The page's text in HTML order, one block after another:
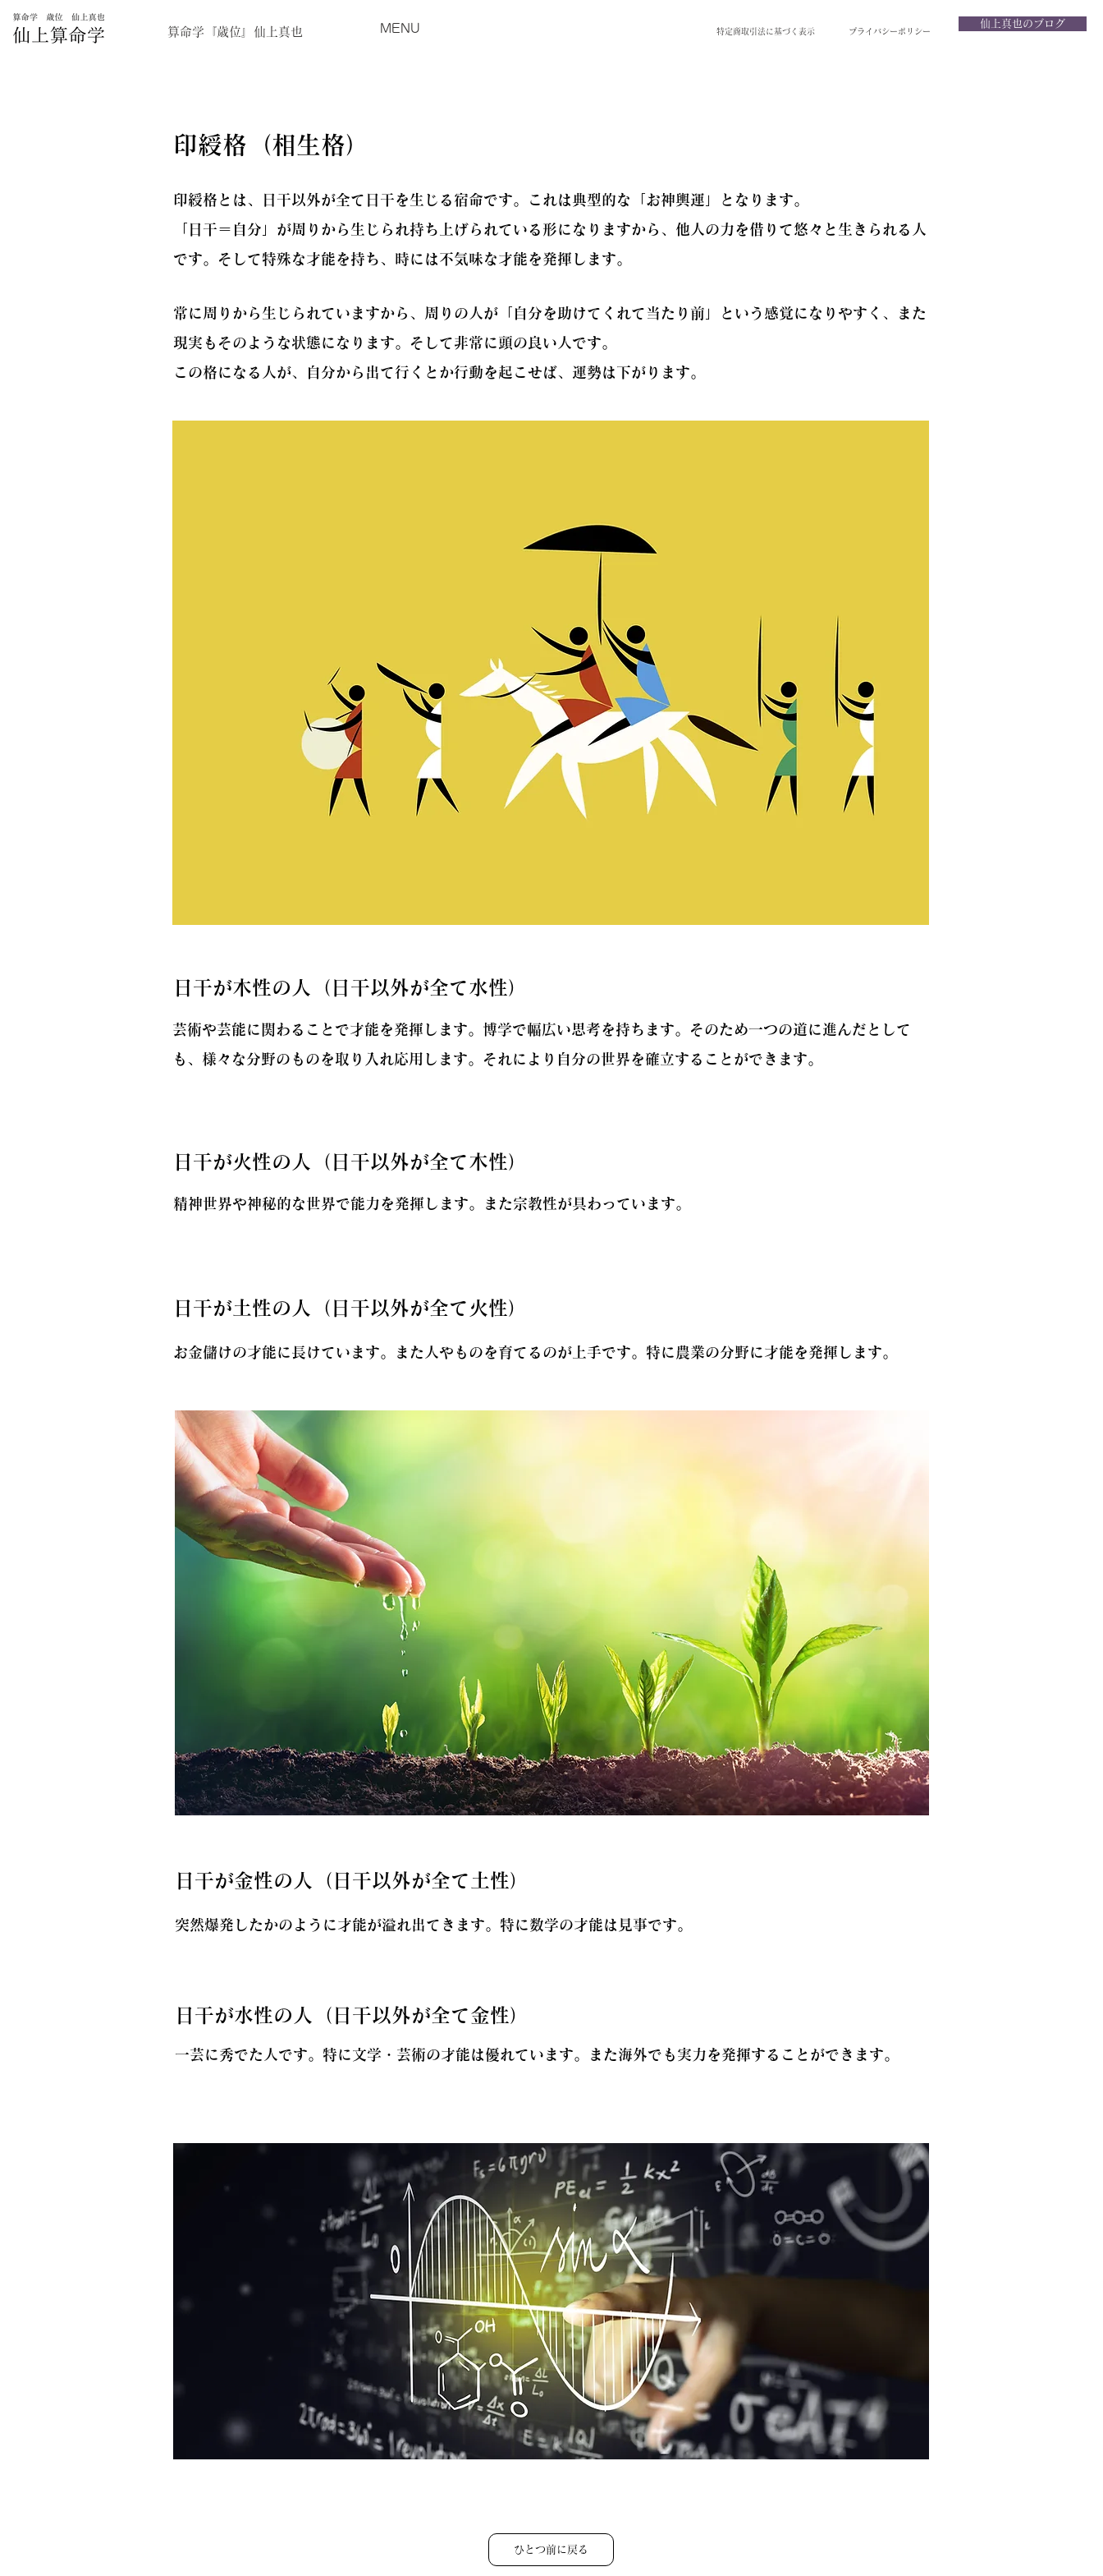
仙上真也のブログ
算命学『歳位』仙上真也 MENU 特定商取引法に基づく表示 プライバシーポリシー
印綬格（相生格）
印綬格とは、日干以外が全て日干を生じる宿命です。これは典型的な「お神輿運」となります。
「日干＝自分」が周りから生じられ持ち上げられている形になりますから、他人の力を借りて悠々と生きられる人
です。そして特殊な才能を持ち、時には不気味な才能を発揮します。
常に周りから生じられていますから、周りの人が「自分を助けてくれて当たり前」という感覚になりやすく、また
現実もそのような状態になります。そして非常に頭の良い人です。
この格になる人が、自分から出て行くとか行動を起こせば、運勢は下がります。
日干が木性の人（日干以外が全て水性）
芸術や芸能に関わることで才能を発揮します。博学で幅広い思考を持ちます。そのため一つの道に進んだとして
も、様々な分野のものを取り入れ応用します。それにより自分の世界を確立することができます。
日干が火性の人（日干以外が全て木性）
精神世界や神秘的な世界で能力を発揮します。また宗教性が具わっています。
日干が土性の人（日干以外が全て火性）
お金儲けの才能に長けています。また人やものを育てるのが上手です。特に農業の分野に才能を発揮します。
日干が金性の人（日干以外が全て土性）
突然爆発したかのように才能が溢れ出てきます。特に数学の才能は見事です。
日干が水性の人（日干以外が全て金性）
一芸に秀でた人です。特に文学・芸術の才能は優れています。また海外でも実力を発揮することができます。
ひとつ前に戻る